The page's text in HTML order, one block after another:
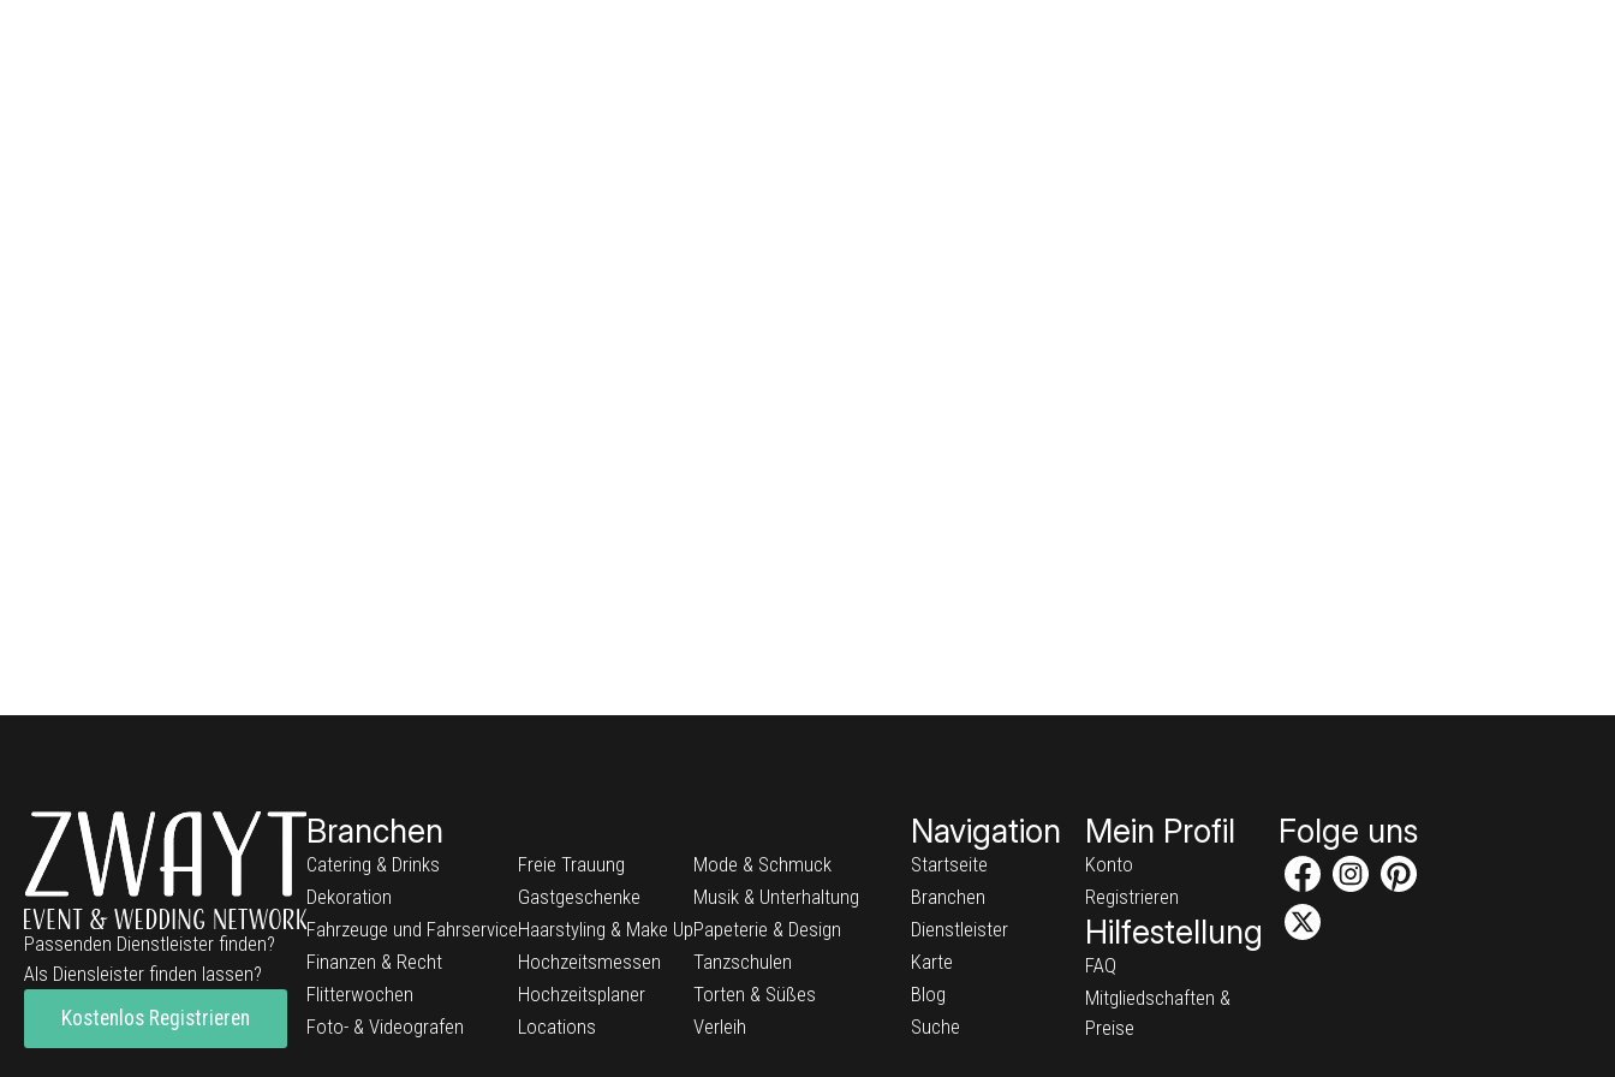
Passenden Dienstleister finden?
Als Diensleister finden lassen?
Kostenlos Registrieren
Branchen
Catering & Drinks
Dekoration
Fahrzeuge und Fahrservice
Finanzen & Recht
Flitterwochen
Foto- & Videografen
Freie Trauung
Gastgeschenke
Haarstyling & Make Up
Hochzeitsmessen
Hochzeitsplaner
Locations
Mode & Schmuck
Musik & Unterhaltung
Papeterie & Design
Tanzschulen
Torten & Süßes
Verleih
Navigation
Startseite
Branchen
Dienstleister
Karte
Blog
Suche
Mein Profil
Konto
Registrieren
Hilfestellung
FAQ
Mitgliedschaften &
Preise
Folge uns